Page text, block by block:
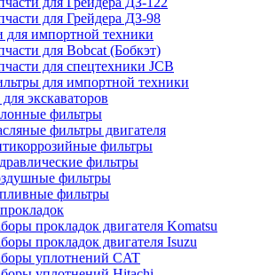
для Грейдера ДЗ-98
для импортной техники
для Bobcat (Бобкэт)
для спецтехники JCB
для импортной техники
экскаваторов
фильтры
фильтры двигателя
фильтры
фильтры
фильтры
фильтры
прокладок двигателя Komatsu
прокладок двигателя Isuzu
уплотнений CAT